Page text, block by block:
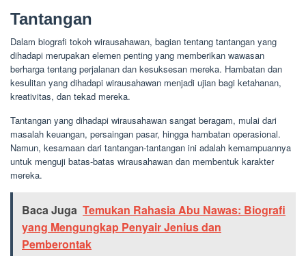
Tantangan
Dalam biografi tokoh wirausahawan, bagian tentang tantangan yang
dihadapi merupakan elemen penting yang memberikan wawasan
berharga tentang perjalanan dan kesuksesan mereka. Hambatan dan
kesulitan yang dihadapi wirausahawan menjadi ujian bagi ketahanan,
kreativitas, dan tekad mereka.
Tantangan yang dihadapi wirausahawan sangat beragam, mulai dari
masalah keuangan, persaingan pasar, hingga hambatan operasional.
Namun, kesamaan dari tantangan-tantangan ini adalah kemampuannya
untuk menguji batas-batas wirausahawan dan membentuk karakter
mereka.
Baca Juga Temukan Rahasia Abu Nawas: Biografi
yang Mengungkap Penyair Jenius dan
Pemberontak